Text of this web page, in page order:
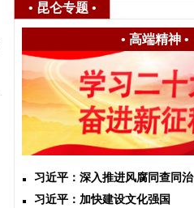
• 昆仑专题 •
• 高端精神•
习近平：深入推进风腐同查同治
习近平：加快建设文化强国